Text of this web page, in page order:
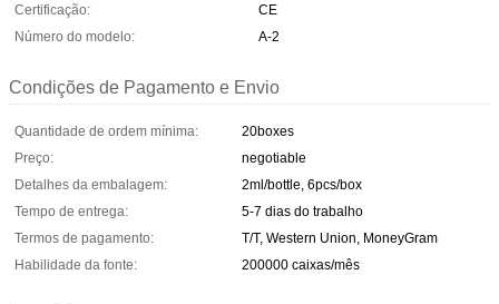
Certificação:
CE
Número do modelo:
A-2
Condições de Pagamento e Envio
Quantidade de ordem mínima:
20boxes
Preço:
negotiable
Detalhes da embalagem:
2ml/bottle, 6pcs/box
Tempo de entrega:
5-7 dias do trabalho
Termos de pagamento:
T/T, Western Union, MoneyGram
Habilidade da fonte:
200000 caixas/mês